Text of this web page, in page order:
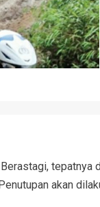
tepatnya
akan